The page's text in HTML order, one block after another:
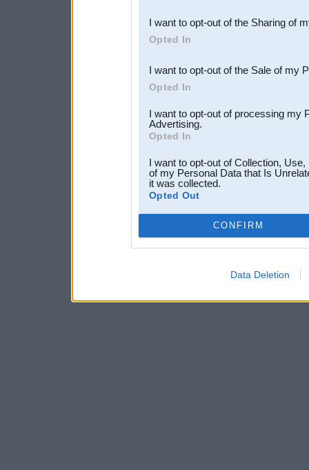
Downstream Participants
third parties.
I want to opt-out of the Sharing of
Opted In
I want to opt-out of the Sale of my
Opted In
I want to opt-out of processing my
Advertising.
Opted In
I want to opt-out of Collection,
of my Personal Data that Is
it was collected.
Opted Out
CONFIRM
Data Deletion